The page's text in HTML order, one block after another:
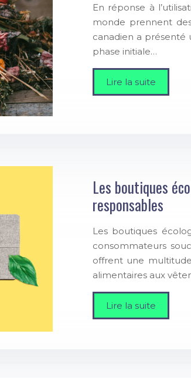
En réponse à
monde prennent
canadien a présenté
phase initiale…
Lire la suite
Les boutiques
responsables
Les boutiques
consommateurs
offrent une
alimentaires aux
Lire la suite